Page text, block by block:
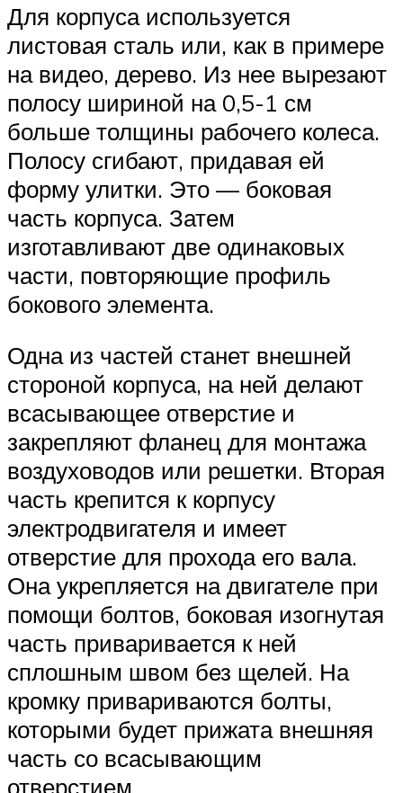
Для корпуса используется
листовая сталь или, как в примере
на видео, дерево. Из нее вырезают
полосу шириной на 0,5-1 см
больше толщины рабочего колеса.
Полосу сгибают, придавая ей
форму улитки. Это — боковая
часть корпуса. Затем
изготавливают две одинаковых
части, повторяющие профиль
бокового элемента.
Одна из частей станет внешней
стороной корпуса, на ней делают
всасывающее отверстие и
закрепляют фланец для монтажа
воздуховодов или решетки. Вторая
часть крепится к корпусу
электродвигателя и имеет
отверстие для прохода его вала.
Она укрепляется на двигателе при
помощи болтов, боковая изогнутая
часть приваривается к ней
сплошным швом без щелей. На
кромку привариваются болты,
которыми будет прижата внешняя
часть со всасывающим
отверстием.